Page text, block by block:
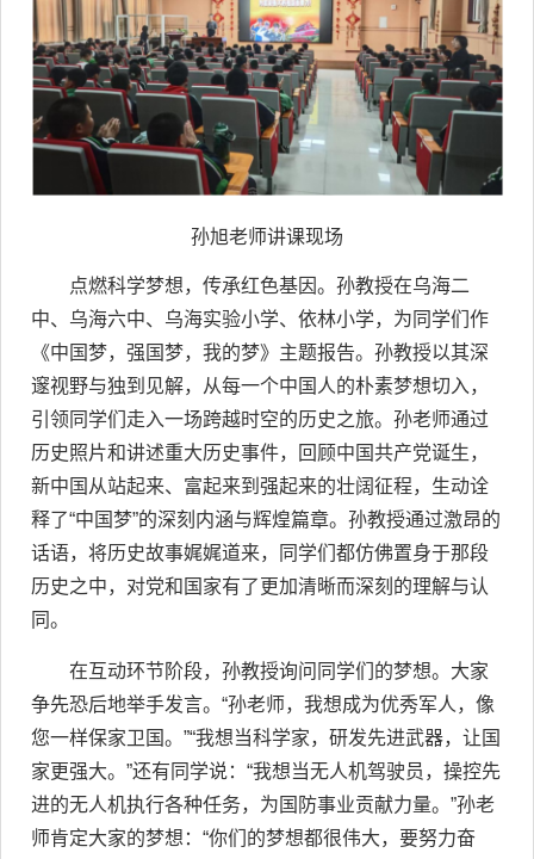
孙旭老师讲课现场
点燃科学梦想，传承红色基因。孙教授在乌海二
中、乌海六中、乌海实验小学、依林小学，为同学们作
《中国梦，强国梦，我的梦》主题报告。孙教授以其深
邃视野与独到见解，从每一个中国人的朴素梦想切入，
引领同学们走入一场跨越时空的历史之旅。孙老师通过
历史照片和讲述重大历史事件，回顾中国共产党诞生，
新中国从站起来、富起来到强起来的壮阔征程，生动诠
释了“中国梦”的深刻内涵与辉煌篇章。孙教授通过激昂的
话语，将历史故事娓娓道来，同学们都仿佛置身于那段
历史之中，对党和国家有了更加清晰而深刻的理解与认
同。
在互动环节阶段，孙教授询问同学们的梦想。大家
争先恐后地举手发言。“孙老师，我想成为优秀军人，像
您一样保家卫国。”“我想当科学家，研发先进武器，让国
家更强大。”还有同学说：“我想当无人机驾驶员，操控先
进的无人机执行各种任务，为国防事业贡献力量。”孙老
师肯定大家的梦想：“你们的梦想都很伟大，要努力奋